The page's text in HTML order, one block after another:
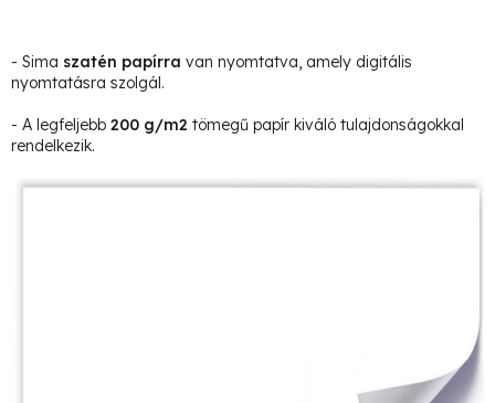
- Sima szatén papírra van nyomtatva, amely digitális
nyomtatásra szolgál.
- A legfeljebb 200 g/m2 tömegű papír kiváló tulajdonságokkal
rendelkezik.